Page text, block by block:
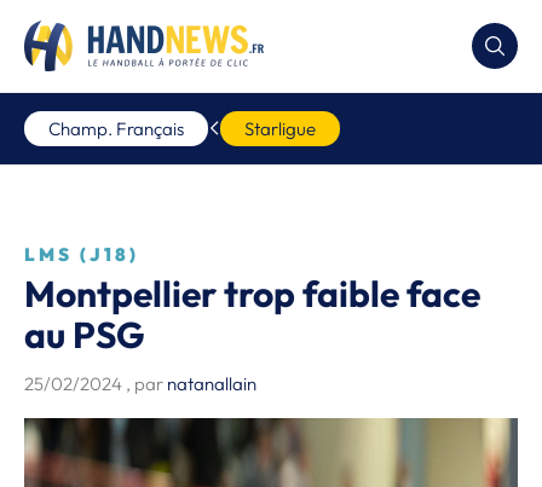
Champ. Français Starligue
LMS (J18)
Montpellier trop faible face
au PSG
25/02/2024 , par natanallain